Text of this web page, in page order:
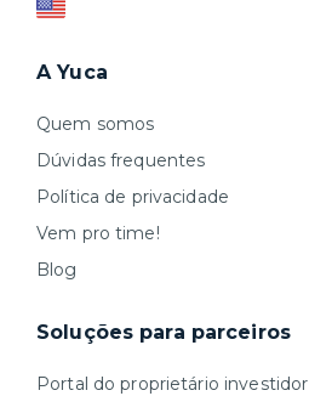
A Yuca
Quem somos
Dúvidas frequentes
Política de privacidade
Vem pro time!
Blog
Soluções para parceiros
Portal do proprietário investidor